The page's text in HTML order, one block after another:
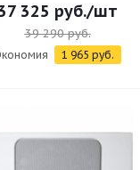
325 руб./шт
39 290руб.
1 965 руб.